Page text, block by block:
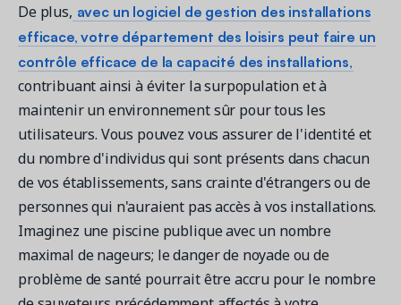
De plus, avec un logiciel de gestion des installations
efficace, votre département des loisirs peut faire un
contrôle efficace de la capacité des installations,
contribuant ainsi à éviter la surpopulation et à
maintenir un environnement sûr pour tous les
utilisateurs. Vous pouvez vous assurer de l'identité et
du nombre d'individus qui sont présents dans chacun
de vos établissements, sans crainte d'étrangers ou de
personnes qui n'auraient pas accès à vos installations.
Imaginez une piscine publique avec un nombre
maximal de nageurs; le danger de noyade ou de
problème de santé pourrait être accru pour le nombre